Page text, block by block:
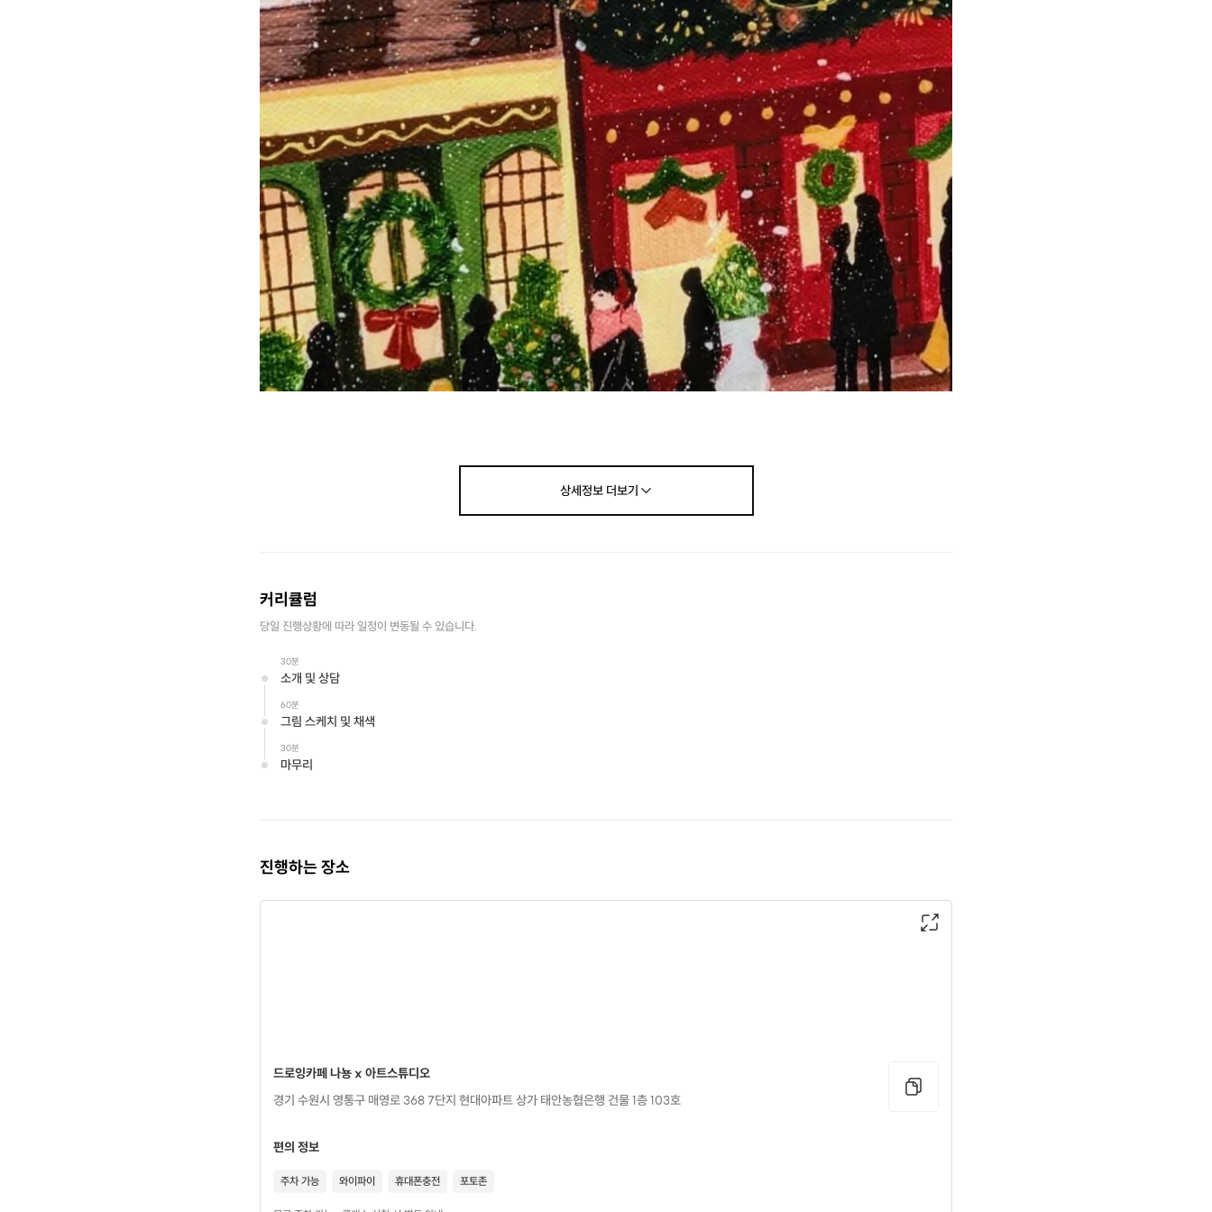
상세정보더보기
커리큘럼
당일 진행상황에 따라 일정이 변동될 수 있습니다.
30분
소개 및 상담
60분
그림 스케치 및 채색
30분
마무리
진행하는 장소
드로잉카페 나뇽 x 아트스튜디오
경기 수원시 영통구 매영로 368 7단지 현대아파트 상가 태안농협은행 건물 1층 103호
편의 정보
주차 가능 와이파이 휴대폰충전 포토존